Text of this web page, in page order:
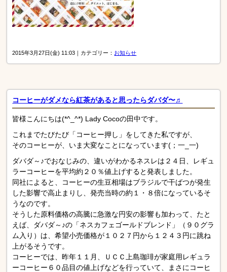
2015年3月27日(金) 11:03｜カテゴリー： お知らせ
コーヒーがダメなら紅茶があると思ったらダバダ〜♬
皆様こんにちは(*^_^*) Lady Cocoの田中です。
これまでたびたび「コーヒー押し」をしてきた私ですが、
そのコーヒーが、いま大変なことになっています(；一_一)
ダバダ～♪でおなじみの、違いがわかるネスレは２４日、レギュ
ラーコーヒーを平均約２０％値上げすると発表しました。
同社によると、コーヒーの生豆相場はブラジルで干ばつが発生
した影響で高止まりし、発売当時の約１・８倍になっているそ
うなのです。
そうした原料価格の高騰に急激な円安の影響も加わって、たと
えば、ダバダ～♪の「ネスカフェゴールドブレンド」（９０グラ
ム入り）は、希望小売価格が１０２７円から１２４３円に跳ね
上がるそうです。
コーヒーでは、昨年１１月、ＵＣＣ上島珈琲が家庭用レギュラ
ーコーヒー６０品目の値上げなどを行っていて、まさにコーヒ